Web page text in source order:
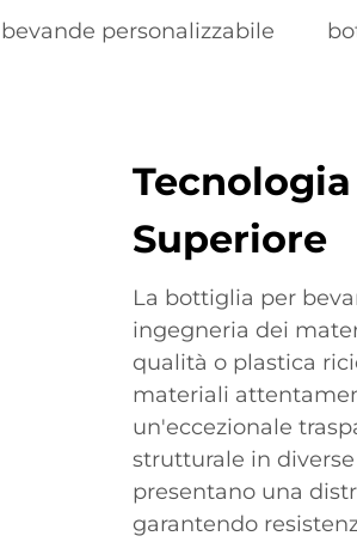
personalizzabile
Superiore
La bottiglia per
ingegneria dei
qualità o plastica
materiali
un'eccezionale
strutturale in
presentano una
garantendo